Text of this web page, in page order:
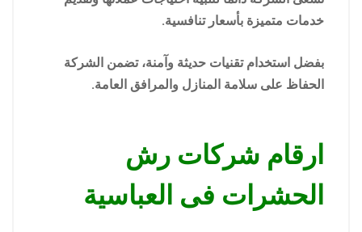
خدمات متميزة بأسعار تنافسية.
بفضل استخدام تقنيات حديثة وآمنة، تضمن الشركة
الحفاظ على سلامة المنازل والمرافق العامة.
ارقام شركات رش
الحشرات فى العباسية